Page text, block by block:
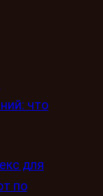
что
для
по